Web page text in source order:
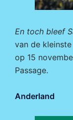
En toch bleef
van de
op 15
Passage.
Anderland